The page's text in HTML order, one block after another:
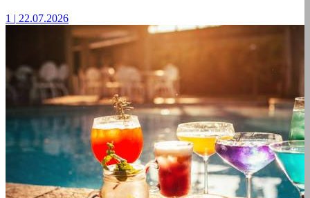
1 | 22.07.2026